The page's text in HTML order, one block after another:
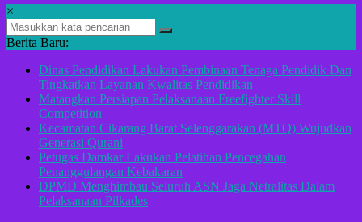
×
Berita Baru:
Dinas Pendidikan Lakukan Pembinaan Tenaga Pendidik Dan
Tingkatkan Layanan Kwalitas Pendidikan
Matangkan Persiapan Pelaksanaan Freefighter Skill
Competition
Kecamatan Cikarang Barat Selenggarakan (MTQ) Wujudkan
Generasi Qurani
Petugas Damkar Lakukan Pelatihan Pencegahan
Penanggulangan Kebakaran
DPMD Menghimbau Seluruh ASN Jaga Netralitas Dalam
Pelaksanaan Pilkades